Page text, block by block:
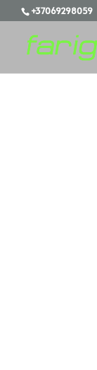
+37069298059